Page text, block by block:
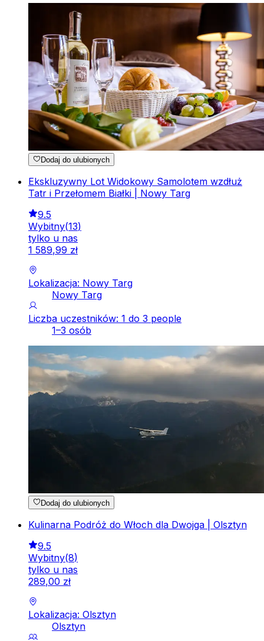
Dodaj do ulubionych
Ekskluzywny Lot Widokowy Samolotem wzdłuż
Tatr i Przełomem Białki | Nowy Targ
9.5
Wybitny(13)
tylko u nas
1 589,99 zł
Lokalizacja: Nowy Targ
Nowy Targ
Liczba uczestników: 1 do 3 people
1–3 osób
Dodaj do ulubionych
Kulinarna Podróż do Włoch dla Dwojga | Olsztyn
9.5
Wybitny(8)
tylko u nas
289,00 zł
Lokalizacja: Olsztyn
Olsztyn